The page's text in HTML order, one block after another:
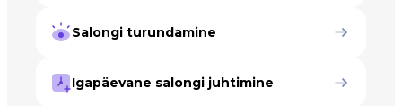
Salongi turundamine
Igapäevane salongi juhtimine